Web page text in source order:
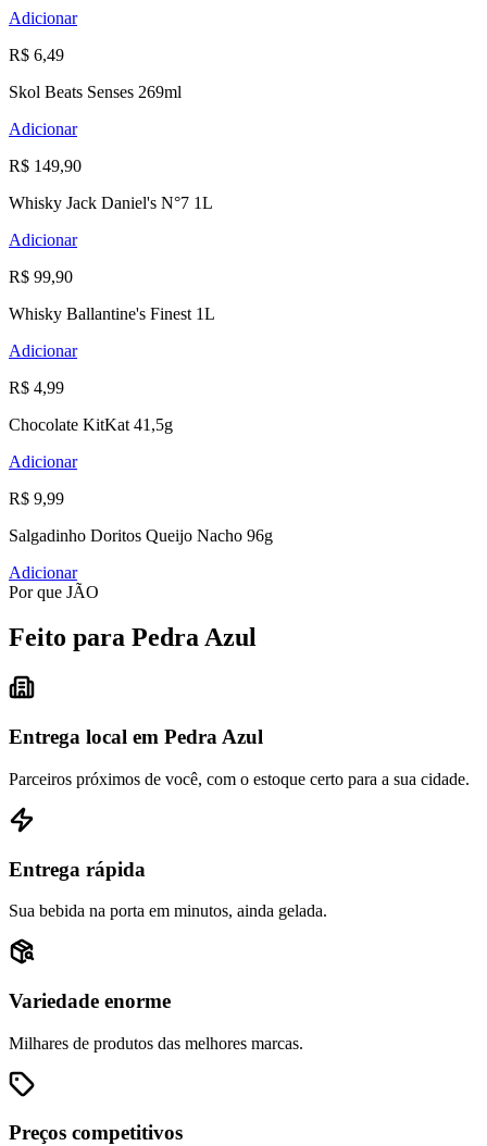
Adicionar
R$ 6,49
Skol Beats Senses 269ml
Adicionar
R$ 149,90
Whisky Jack Daniel's N°7 1L
Adicionar
R$ 99,90
Whisky Ballantine's Finest 1L
Adicionar
R$ 4,99
Chocolate KitKat 41,5g
Adicionar
R$ 9,99
Salgadinho Doritos Queijo Nacho 96g
Adicionar
Por que JÃO
Feito para Pedra Azul
Entrega local em Pedra Azul
Parceiros próximos de você, com o estoque certo para a sua cidade.
Entrega rápida
Sua bebida na porta em minutos, ainda gelada.
Variedade enorme
Milhares de produtos das melhores marcas.
Preços competitivos